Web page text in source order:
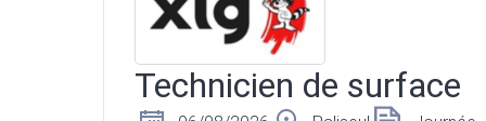
Technicien de surface